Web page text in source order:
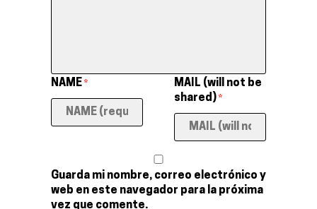
NAME *
MAIL (will not be
shared) *
Guarda mi nombre, correo electrónico y
web en este navegador para la próxima
vez que comente.